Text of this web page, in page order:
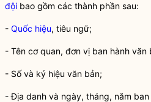
đội bao gồm các thành phần sau:
- Quốc hiệu, tiêu ngữ;
- Tên cơ quan, đơn vị ban hành văn
- Số và ký hiệu văn bản;
- Địa danh và ngày, tháng, năm ban